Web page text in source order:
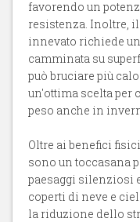
favorendo un
resistenza. Inoltre,
innevato richiede
camminata su
può bruciare più
un'ottima scelta per
peso anche in
Oltre ai benefici
sono un toccasana
paesaggi silenziosi
coperti di neve e
la riduzione dello